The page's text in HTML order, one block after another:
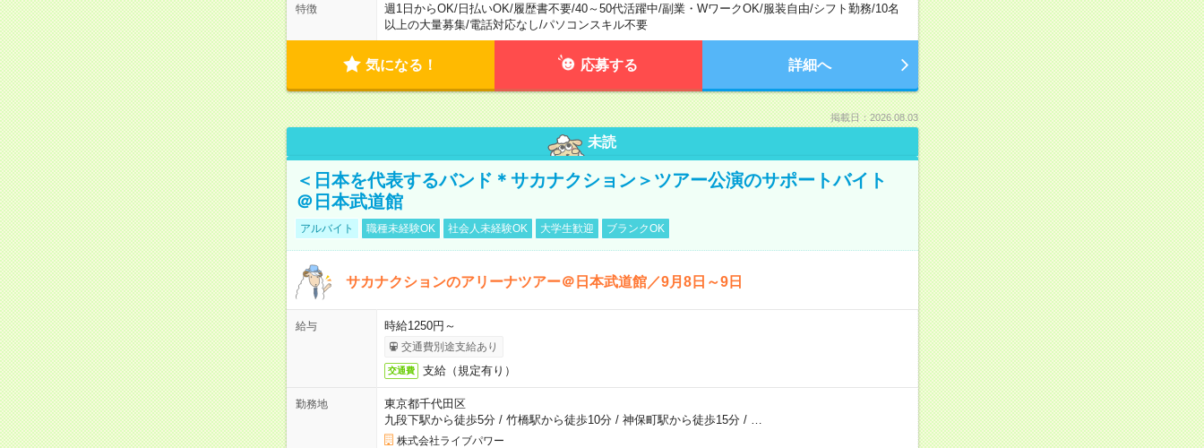
特徴 週1日からOK/日払いOK/履歴書不要/40～50代活躍中/副業・WワークOK/服装自由/シフト勤務/10名
以上の大量募集/電話対応なし/パソコンスキル不要
気になる！ 応募する 詳細へ
掲載日：2026.08.03
未読
＜日本を代表するバンド＊サカナクション＞ツアー公演のサポートバイト
＠日本武道館
アルバイト 職種未経験OK 社会人未経験OK 大学生歓迎 ブランクOK
サカナクションのアリーナツアー＠日本武道館／9月8日～9日
給与 時給1250円～
交通費別途支給あり
交通費 支給（規定有り）
勤務地
東京都千代田区
九段下駅から徒歩5分/ 竹橋駅から徒歩10分/ 神保町駅から徒歩15分/
株式会社ライブパワー